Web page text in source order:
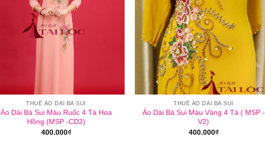
THUÊ ÁO DÀI BÀ SUI
Áo Dài Bà Sui Màu Ruốc 4 Tà Hoa
Hồng (MSP -CD3)
400.000₫
THUÊ ÁO DÀI BÀ SUI
Áo Dài Bà Sui Màu Vàng 4 Tà ( MSP -
V2)
400.000₫